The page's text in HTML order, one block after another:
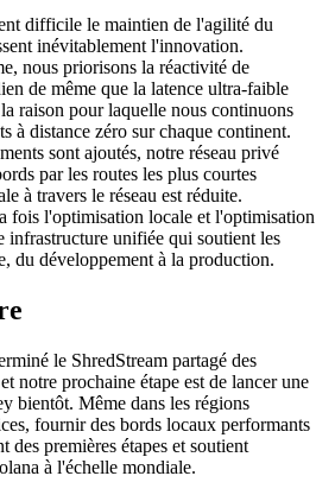
difficile le maintien de l'agilité du
inévitablement l'innovation.
nous priorisons la réactivité de
de même que la latence ultra-faible
raison pour laquelle nous continuons
à distance zéro sur chaque continent.
sont ajoutés, notre réseau privé
par les routes les plus courtes
à travers le réseau est réduite.
fois l'optimisation locale et l'optimisation
infrastructure unifiée qui soutient les
du développement à la production.
le ShredStream partagé des
notre prochaine étape est de lancer une
bientôt. Même dans les régions
fournir des bords locaux performants
des premières étapes et soutient
à l'échelle mondiale.